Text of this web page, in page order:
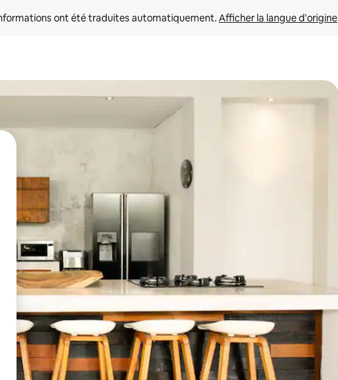
ont été traduites automatiquement. Afficher la langue d'origine
haut et vers le bas pour les parcourir ou en appuyant et en faisant glisser.